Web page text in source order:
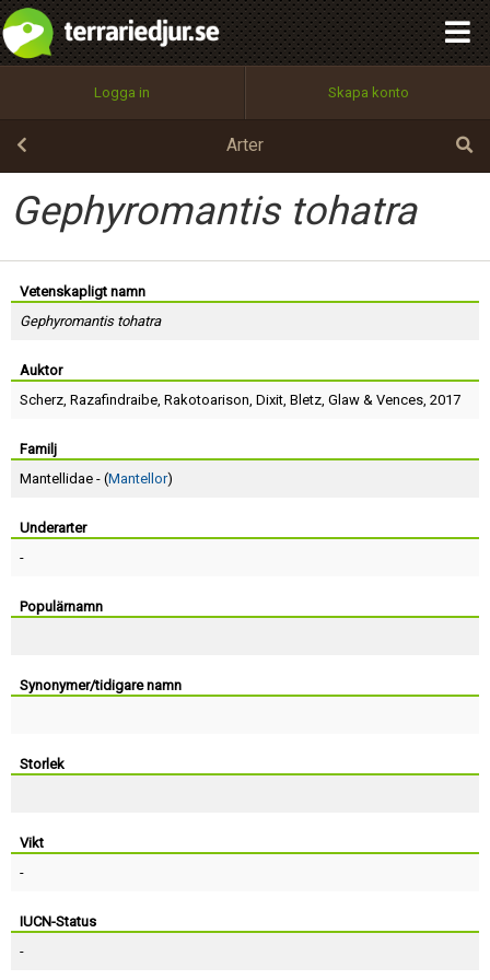
Logga in Skapa konto
Arter
Gephyromantis tohatra
Vetenskapligt namn
Gephyromantis tohatra
Auktor
Scherz, Razafindraibe, Rakotoarison, Dixit, Bletz, Glaw & Vences, 2017
Familj
Mantellidae - (Mantellor)
Underarter
-
Populärnamn
Synonymer/tidigare namn
Storlek
Vikt
-
IUCN-Status
-
Utför
100%
OK
integritetspolicy
Namn:
Epost:
Användarnamn:
Lösenord:
Terms of Service
Begär nytt lösenord
Tillbaka till förstasidan